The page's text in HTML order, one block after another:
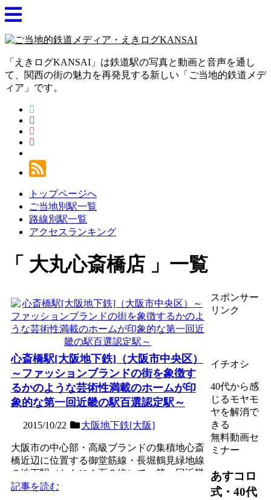
「えきログKANSAI」は鉄道駅の写真と動画と音声を通し
て、関西の街の魅力を再発見する新しい「ご当地的鉄道メデ
ィア」です。
トップページへ
ご当地別駅一覧
路線別駅一覧
アクセスランキング
大丸心斎橋店 一覧
心斎橋駅[大阪地下鉄]（大阪市中央区）
～ファッションブランドの街を象徴す
るかのような芸術性満載のホームが印
象的な第一回近畿の駅百選認定駅～
2015/10/22 大阪地下鉄[大阪]
大阪市の中心部・高級ブランドの集積地心斎
橋近辺に位置する御堂筋線・長堀鶴見緑地線
の地下駅（ともに１面２線）で、第一回近畿
の駅百選認定駅。長堀...
記事を読む
スポンサー
リンク
イチオシ
40代から感
じるモヤモ
ヤを解消で
きる
無料動画セ
ミナー
あすコロ
式・40代